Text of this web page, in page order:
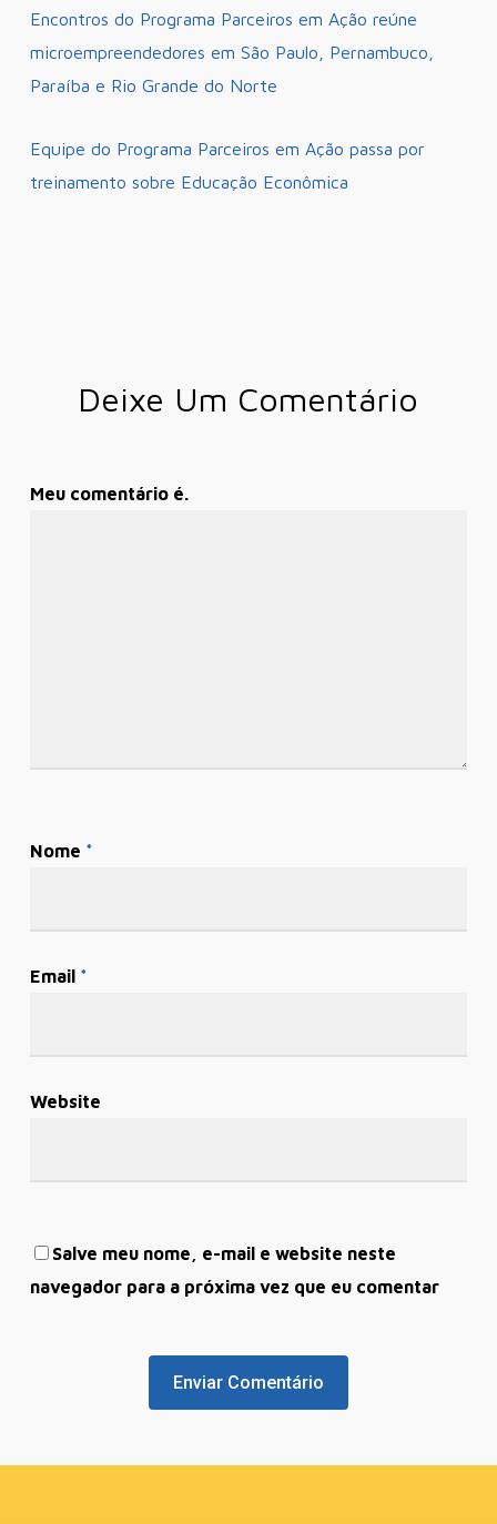
Encontros do Programa Parceiros em Ação reúne
microempreendedores em São Paulo, Pernambuco,
Paraíba e Rio Grande do Norte
Equipe do Programa Parceiros em Ação passa por
treinamento sobre Educação Econômica
Deixe Um Comentário
Meu comentário é.
Nome *
Email *
Website
Salve meu nome, e-mail e website neste
navegador para a próxima vez que eu comentar